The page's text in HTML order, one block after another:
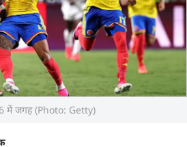
में जगह (Photo: Getty)